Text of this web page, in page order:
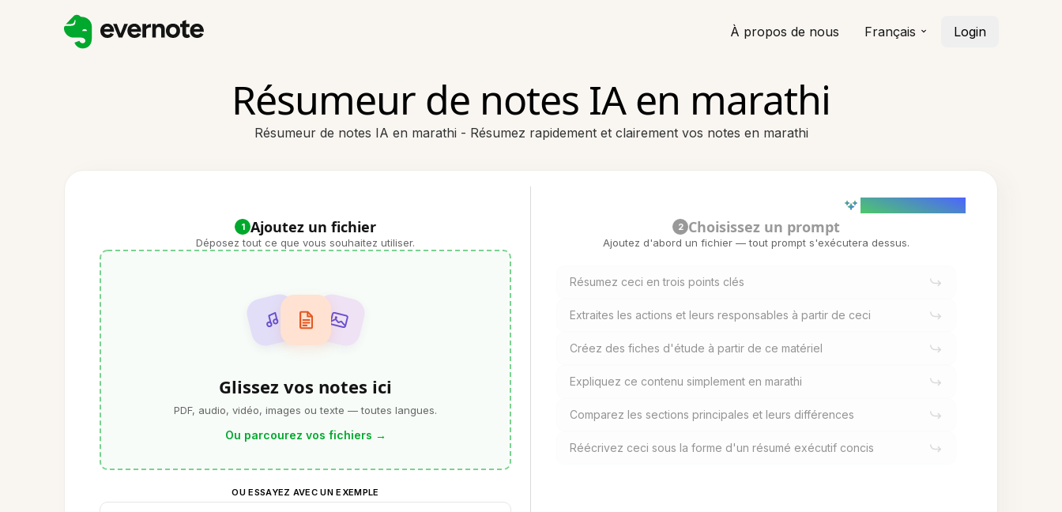
À propos de nous Français Login
Résumeur de notes IA en marathi
Résumeur de notes IA en marathi - Résumez rapidement et clairement vos notes en marathi
1 Ajoutez un fichier
Déposez tout ce que vous souhaitez utiliser.
Glissez vos notes ici
PDF, audio, vidéo, images ou texte — toutes langues.
Ou parcourez vos fichiers →
OU ESSAYEZ AVEC UN EXEMPLE
2 Choisissez un prompt
Ajoutez d'abord un fichier — tout prompt s'exécutera dessus.
Résumez ceci en trois points clés
Extraites les actions et leurs responsables à partir de ceci
Créez des fiches d'étude à partir de ce matériel
Expliquez ce contenu simplement en marathi
Comparez les sections principales et leurs différences
Réécrivez ceci sous la forme d'un résumé exécutif concis